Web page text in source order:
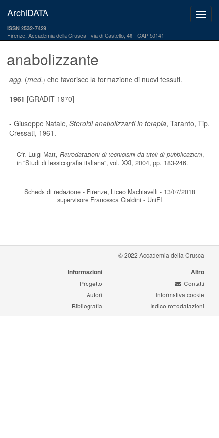
ArchiDATA
ISSN 2532-7429
Firenze, Accademia della Crusca via di Castello, 46 - CAP 50141
anabolizzante
agg. (med.) che favorisce la formazione di nuovi tessuti.
1961 [GRADIT 1970]
- Giuseppe Natale, Steroidi anabolizzanti in terapia, Taranto, Tip.
Cressati, 1961.
Cfr. Luigi Matt, Retrodatazioni di tecnicismi da titoli di pubblicazioni,
in "Studi di lessicografia italiana", vol. XXI, 2004, pp. 183-246.
---
Scheda di redazione - Firenze, Liceo Machiavelli - 13/07/2018
supervisore Francesca Cialdini - UniFI
© 2022 Accademia della Crusca
Informazioni
Progetto
Autori
Bibliografia
Altro
Contatti
Informativa cookie
Indice retrodatazioni